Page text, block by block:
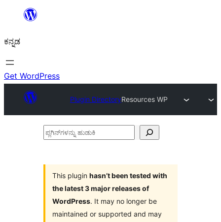
ವಿಷಯಕ್ಕೆ
ಕನ್ನಡ
Get WordPress
Plugin DirectoryResources WP
ಪ್ಲಗಿನ್‌ಗಳನ್ನು
This plugin hasn’t been tested with
the latest 3 major releases of
WordPress. It may no longer be
maintained or supported and may